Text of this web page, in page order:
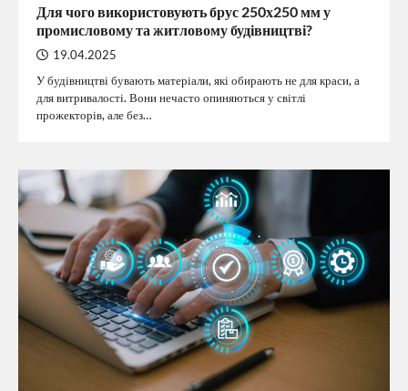
Для чого використовують брус 250х250 мм у
промисловому та житловому будівництві?
19.04.2025
У будівництві бувають матеріали, які обирають не для краси, а
для витривалості. Вони нечасто опиняються у світлі
прожекторів, але без…